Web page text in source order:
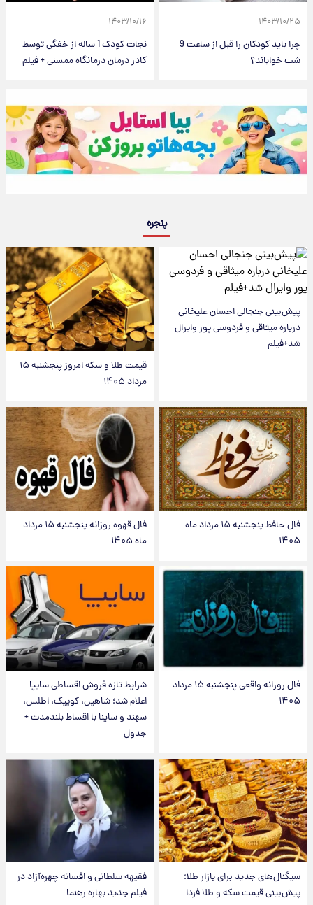
۱۴۰۳/۱۰/۲۵
چرا باید کودکان را قبل از ساعت 9
شب خواباند؟
۱۴۰۳/۱۰/۱۶
نجات کودک 1 ساله از خفگی توسط
کادر درمان درمانگاه ممسنی + فیلم
پنجره
پیش‌بینی جنجالی احسان علیخانی
درباره میثاقی و فردوسی پور وایرال
شد+فیلم
قیمت طلا و سکه امروز پنجشنبه ۱۵
مرداد ۱۴۰۵
فال حافظ پنجشنبه ۱۵ مرداد ماه
۱۴۰۵
فال قهوه روزانه پنجشنبه ۱۵ مرداد
ماه ۱۴۰۵
فال روزانه واقعی پنجشنبه ۱۵ مرداد
۱۴۰۵
شرایط تازه فروش اقساطی سایپا
اعلام شد؛ شاهین، کوییک، اطلس،
سهند و ساینا با اقساط بلندمدت +
جدول
سیگنال‌های جدید برای بازار طلا؛
پیش‌بینی قیمت سکه و طلا فردا
فقیهه سلطانی و افسانه چهره‌آزاد در
فیلم جدید بهاره رهنما